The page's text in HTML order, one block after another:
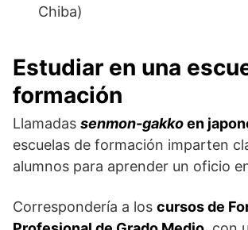
Chiba)
Estudiar en una
formación
Llamadas senmon-gakkoen
escuelas de formación imparten
alumnos para aprender un oficio
Correspondería a los cursos de